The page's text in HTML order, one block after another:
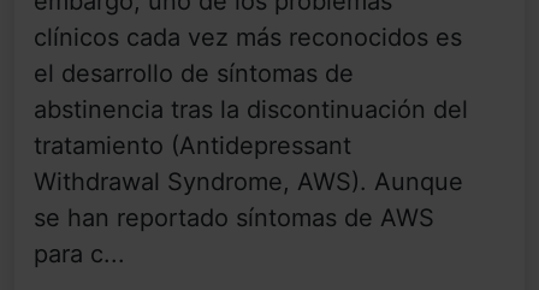
clínicos cada vez más reconocidos es
el desarrollo de síntomas de
abstinencia tras la discontinuación del
tratamiento (Antidepressant
Withdrawal Syndrome, AWS). Aunque
se han reportado síntomas de AWS
para c...